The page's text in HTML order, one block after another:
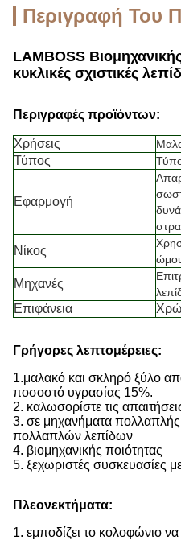
Περιγραφή Του
LAMBOSS
κυκλικές σχιστικές
Περιγραφές προϊόντων:
Χρήσεις
Τύπος
Εφαρμογή
Νίκος
Μηχανές
Επιφάνεια
Γρήγορες λεπτομέρειες:
1.μαλακό και σκληρό ξύλο
ποσοστό υγρασίας 15%.
2. καλωσορίστε τις
3. σε μηχανήματα πολλαπλής
πολλαπλών λεπίδων
4. βιομηχανικής ποιότητας
5. ξεχωριστές συσκευασίες
Πλεονεκτήματα:
1. εμποδίζει το κολοφώνιο